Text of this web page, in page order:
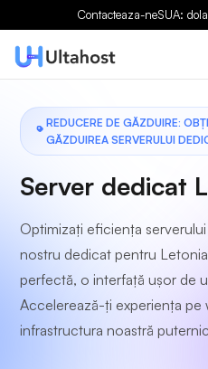
Contacteaza-neSUA:
REDUCERE DE GĂZDUIRE:
GĂZDUIREA SERVERULUI
Server dedicat
Optimizați eficiența
nostru dedicat pentru
perfectă, o interfață ușor de
Accelerează-ți experiența pe
infrastructura noastră